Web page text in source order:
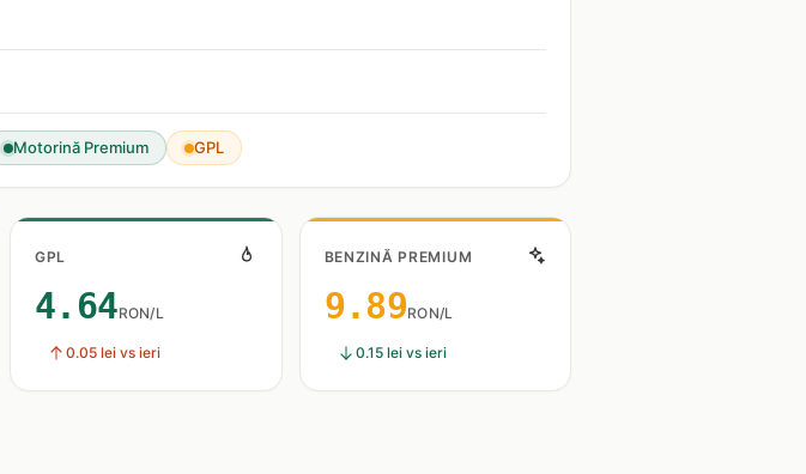
Motorină Premium GPL
GPL
4.64RON/L
0.05 lei vs ieri
BENZINĂ PREMIUM
9.89RON/L
0.15 lei vs ieri